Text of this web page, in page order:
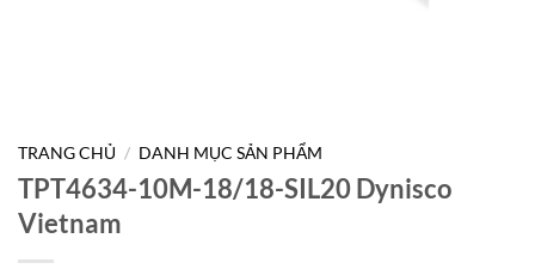
TRANG CHỦ / DANH MỤC SẢN PHẨM
TPT4634-10M-18/18-SIL20 Dynisco
Vietnam